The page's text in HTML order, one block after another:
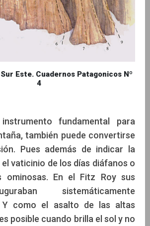
Este. Cuadernos Patagonicos Nº
4
fundamental para
también puede convertirse
Pues además de indicar la
vaticinio de los días diáfanos o
ominosas. En el Fitz Roy sus
sistemáticamente
Y como el asalto de las altas
posible cuando brilla el sol y no